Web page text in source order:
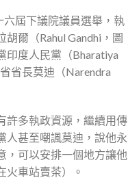
屆下議院議員選舉，執
爾（Rahul Gandhi，圖
印度人民黨（Bharatiya
省長莫迪（Narendra
許多執政資源，繼續用傳
人甚至嘲諷莫迪，說他永
，可以安排一個地方讓他
火車站賣茶）。